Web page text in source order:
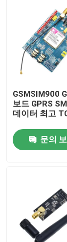
회사 소개
GSMSIM900
보드 GPRS
데이터 최고
문의